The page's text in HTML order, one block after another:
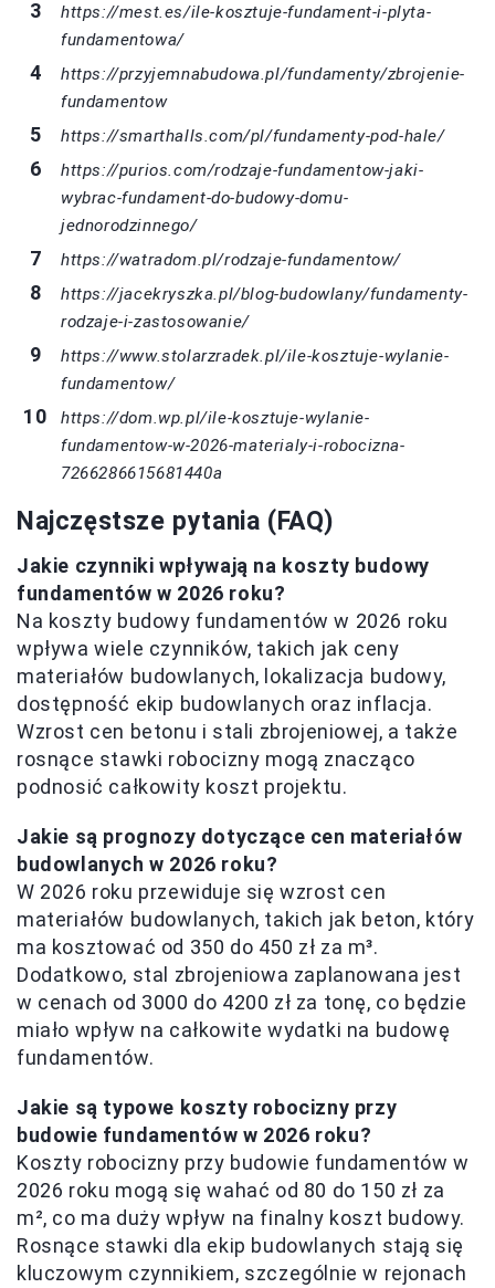
https://mest.es/ile-kosztuje-fundament-i-plyta-
fundamentowa/
https://przyjemnabudowa.pl/fundamenty/zbrojenie-
fundamentow
https://smarthalls.com/pl/fundamenty-pod-hale/
https://purios.com/rodzaje-fundamentow-jaki-
wybrac-fundament-do-budowy-domu-
jednorodzinnego/
https://watradom.pl/rodzaje-fundamentow/
https://jacekryszka.pl/blog-budowlany/fundamenty-
rodzaje-i-zastosowanie/
https://www.stolarzradek.pl/ile-kosztuje-wylanie-
fundamentow/
https://dom.wp.pl/ile-kosztuje-wylanie-
fundamentow-w-2026-materialy-i-robocizna-
7266286615681440a
Najczęstsze pytania (FAQ)
Jakie czynniki wpływają na koszty budowy
fundamentów w 2026 roku?
Na koszty budowy fundamentów w 2026 roku
wpływa wiele czynników, takich jak ceny
materiałów budowlanych, lokalizacja budowy,
dostępność ekip budowlanych oraz inflacja.
Wzrost cen betonu i stali zbrojeniowej, a także
rosnące stawki robocizny mogą znacząco
podnosić całkowity koszt projektu.
Jakie są prognozy dotyczące cen materiałów
budowlanych w 2026 roku?
W 2026 roku przewiduje się wzrost cen
materiałów budowlanych, takich jak beton, który
ma kosztować od 350 do 450 zł za m³.
Dodatkowo, stal zbrojeniowa zaplanowana jest
w cenach od 3000 do 4200 zł za tonę, co będzie
miało wpływ na całkowite wydatki na budowę
fundamentów.
Jakie są typowe koszty robocizny przy
budowie fundamentów w 2026 roku?
Koszty robocizny przy budowie fundamentów w
2026 roku mogą się wahać od 80 do 150 zł za
m², co ma duży wpływ na finalny koszt budowy.
Rosnące stawki dla ekip budowlanych stają się
kluczowym czynnikiem, szczególnie w rejonach